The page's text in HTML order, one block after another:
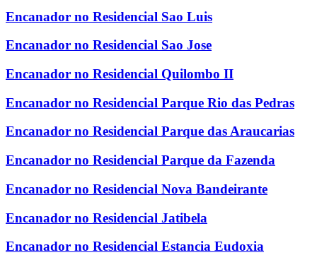
Encanador no Residencial Sao Luis
Encanador no Residencial Sao Jose
Encanador no Residencial Quilombo II
Encanador no Residencial Parque Rio das Pedras
Encanador no Residencial Parque das Araucarias
Encanador no Residencial Parque da Fazenda
Encanador no Residencial Nova Bandeirante
Encanador no Residencial Jatibela
Encanador no Residencial Estancia Eudoxia